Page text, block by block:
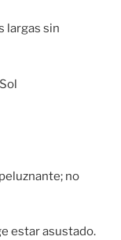
largas sin
no
estar asustado.